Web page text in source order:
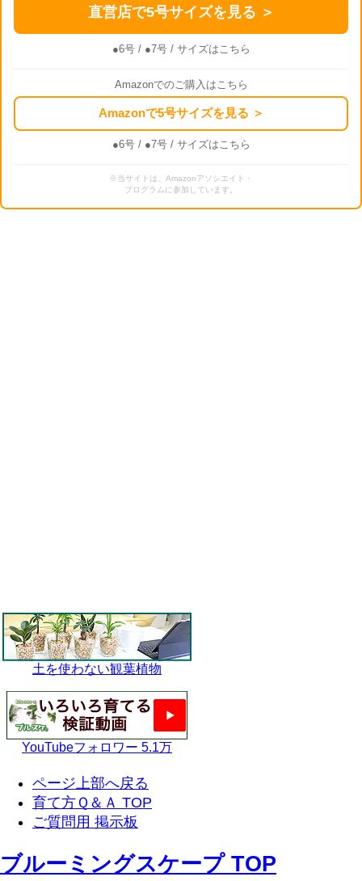
直営店で5号サイズを見る ＞
●6号/ ●7号/ サイズはこちら
Amazonでのご購入はこちら
Amazonで5号サイズを見る ＞
●6号/ ●7号/ サイズはこちら
※当サイトは、Amazonアソシエイト・
プログラムに参加しています。
土を使わない観葉植物
YouTubeフォロワー 5.1万
ページ上部へ戻る
育て方Ｑ＆Ａ TOP
ご質問用 掲示板
ブルーミングスケープ TOP